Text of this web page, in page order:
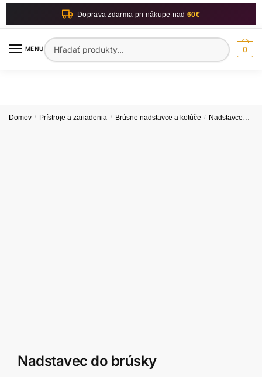
Skip
Skip
Doprava zdarma pri nákupe nad60€
MENUHľadať:
0
Domov / Prístroje a zariadenia / Brúsne nadstavce a kotúče / Nadstavce
Nadstavec do brúsky